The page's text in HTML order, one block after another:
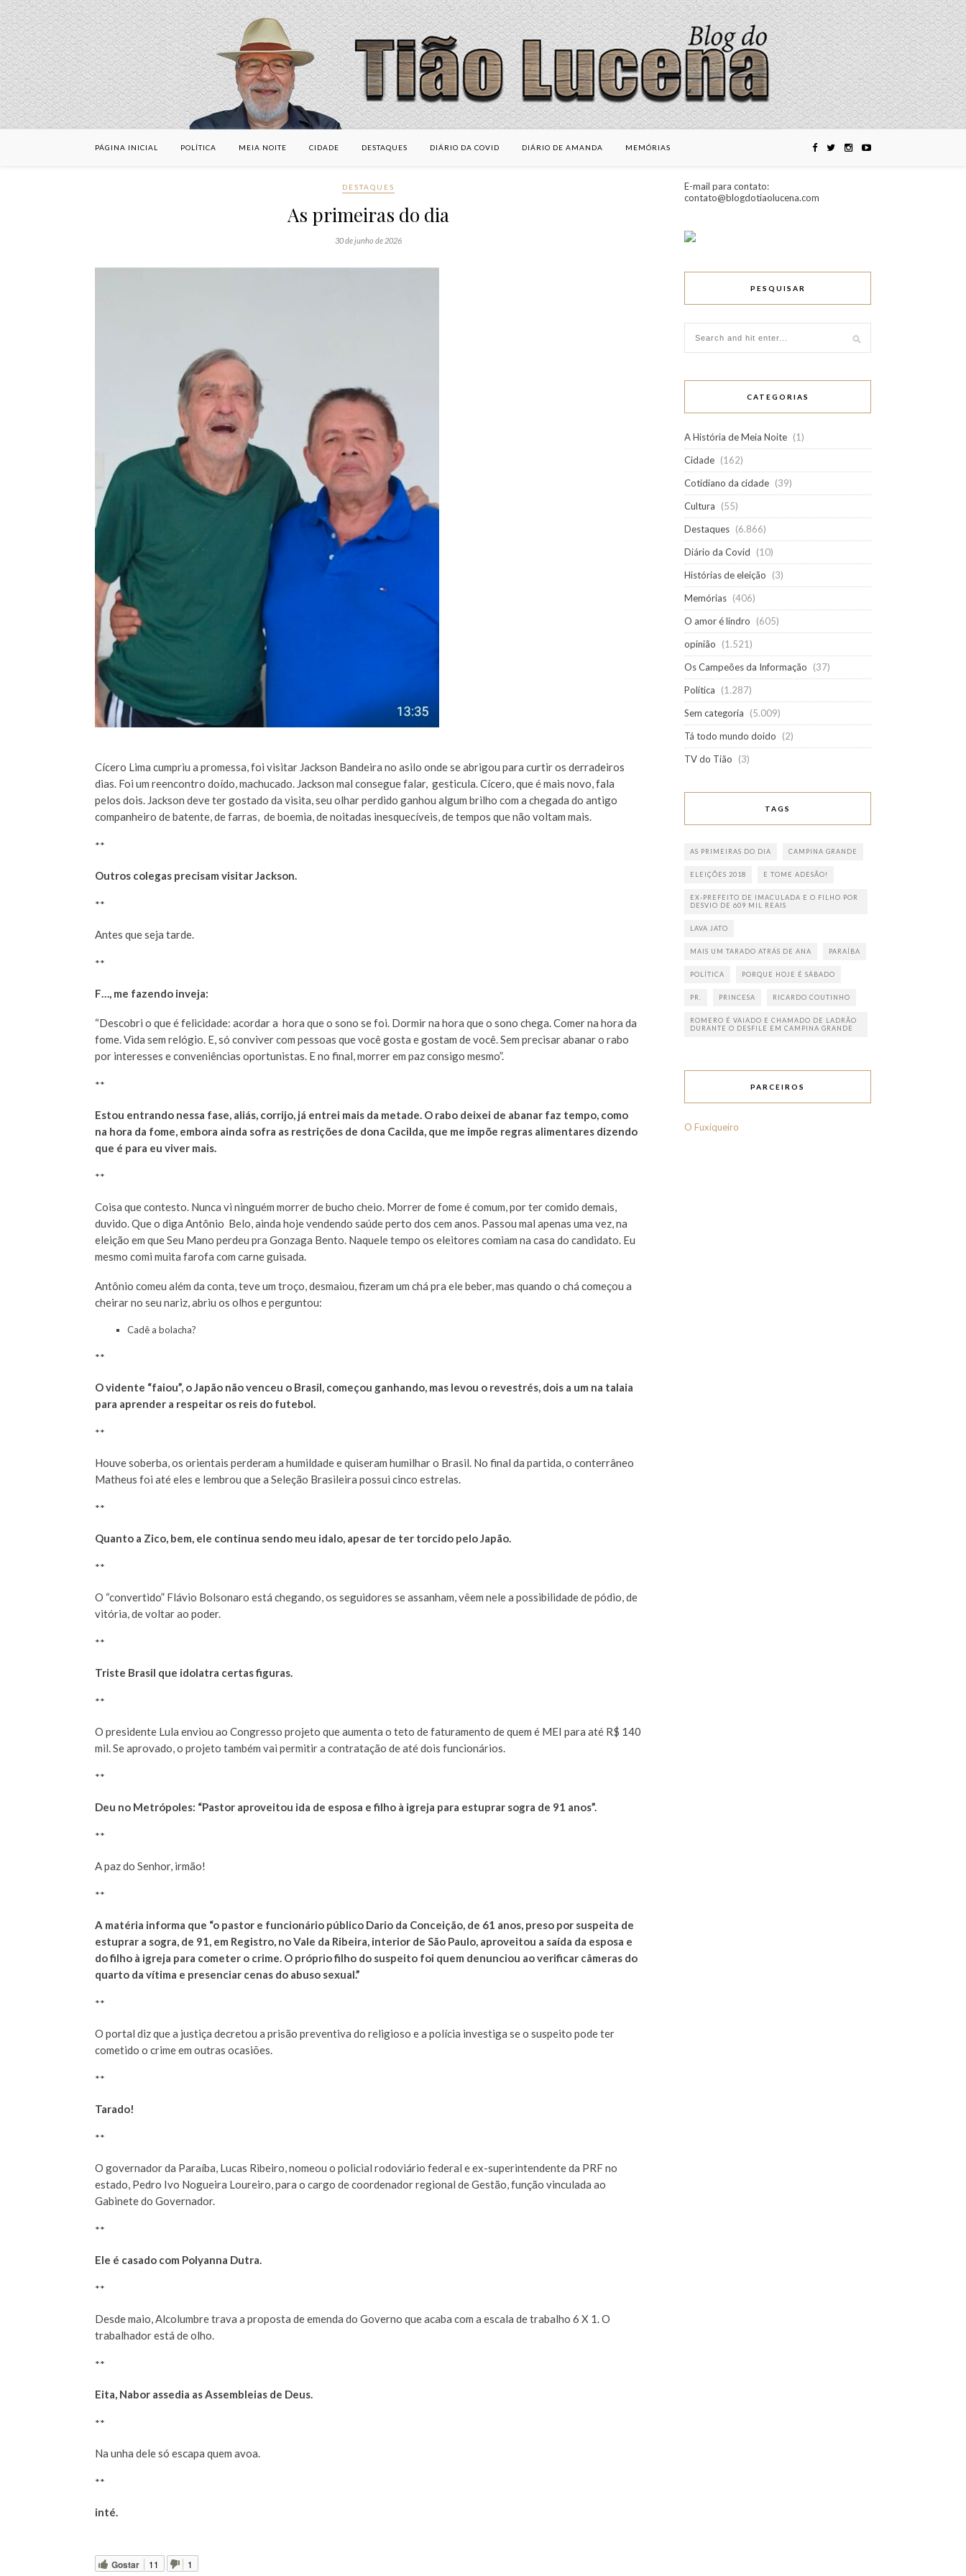
PÁGINA INICIAL POLÍTICA MEIA NOITE CIDADE DESTAQUES DIÁRIO DA COVID DIÁRIO DE AMANDA MEMÓRIAS
DESTAQUES
As primeiras do dia
30 de junho de 2026
Cícero Lima cumpriu a promessa, foi visitar Jackson Bandeira no asilo onde se abrigou para curtir os derradeiros
dias. Foi um reencontro doído, machucado. Jackson mal consegue falar, gesticula. Cícero, que é mais novo, fala
pelos dois. Jackson deve ter gostado da visita, seu olhar perdido ganhou algum brilho com a chegada do antigo
companheiro de batente, de farras, de boemia, de noitadas inesquecíveis, de tempos que não voltam mais.
**
Outros colegas precisam visitar Jackson.
**
Antes que seja tarde.
**
F…, me fazendo inveja:
“Descobri o que é felicidade: acordar a hora que o sono se foi. Dormir na hora que o sono chega. Comer na hora da
fome. Vida sem relógio. E, só conviver com pessoas que você gosta e gostam de você. Sem precisar abanar o rabo
por interesses e conveniências oportunistas. E no final, morrer em paz consigo mesmo”.
**
Estou entrando nessa fase, aliás, corrijo, já entrei mais da metade. O rabo deixei de abanar faz tempo, como
na hora da fome, embora ainda sofra as restrições de dona Cacilda, que me impõe regras alimentares dizendo
que é para eu viver mais.
**
Coisa que contesto. Nunca vi ninguém morrer de bucho cheio. Morrer de fome é comum, por ter comido demais,
duvido. Que o diga Antônio Belo, ainda hoje vendendo saúde perto dos cem anos. Passou mal apenas uma vez, na
eleição em que Seu Mano perdeu pra Gonzaga Bento. Naquele tempo os eleitores comiam na casa do candidato. Eu
mesmo comi muita farofa com carne guisada.
Antônio comeu além da conta, teve um troço, desmaiou, fizeram um chá pra ele beber, mas quando o chá começou a
cheirar no seu nariz, abriu os olhos e perguntou:
Cadê a bolacha?
**
O vidente “faiou”, o Japão não venceu o Brasil, começou ganhando, mas levou o revestrés, dois a um na talaia
para aprender a respeitar os reis do futebol.
**
Houve soberba, os orientais perderam a humildade e quiseram humilhar o Brasil. No final da partida, o conterrâneo
Matheus foi até eles e lembrou que a Seleção Brasileira possui cinco estrelas.
**
Quanto a Zico, bem, ele continua sendo meu idalo, apesar de ter torcido pelo Japão.
**
O “convertido” Flávio Bolsonaro está chegando, os seguidores se assanham, vêem nele a possibilidade de pódio, de
vitória, de voltar ao poder.
**
Triste Brasil que idolatra certas figuras.
**
O presidente Lula enviou ao Congresso projeto que aumenta o teto de faturamento de quem é MEI para até R$ 140
mil. Se aprovado, o projeto também vai permitir a contratação de até dois funcionários.
**
Deu no Metrópoles: “Pastor aproveitou ida de esposa e filho à igreja para estuprar sogra de 91 anos”.
**
A paz do Senhor, irmão!
**
A matéria informa que “o pastor e funcionário público Dario da Conceição, de 61 anos, preso por suspeita de
estuprar a sogra, de 91, em Registro, no Vale da Ribeira, interior de São Paulo, aproveitou a saída da esposa e
do filho à igreja para cometer o crime. O próprio filho do suspeito foi quem denunciou ao verificar câmeras do
quarto da vítima e presenciar cenas do abuso sexual.”
**
O portal diz que a justiça decretou a prisão preventiva do religioso e a polícia investiga se o suspeito pode ter
cometido o crime em outras ocasiões.
**
Tarado!
**
O governador da Paraíba, Lucas Ribeiro, nomeou o policial rodoviário federal e ex-superintendente da PRF no
estado, Pedro Ivo Nogueira Loureiro, para o cargo de coordenador regional de Gestão, função vinculada ao
Gabinete do Governador.
**
Ele é casado com Polyanna Dutra.
**
Desde maio, Alcolumbre trava a proposta de emenda do Governo que acaba com a escala de trabalho 6 X 1. O
trabalhador está de olho.
**
Eita, Nabor assedia as Assembleias de Deus.
**
Na unha dele só escapa quem avoa.
**
inté.
Gostar 11 1
E-mail para contato:
contato@blogdotiaolucena.com
PESQUISAR
CATEGORIAS
A História de Meia Noite (1)
Cidade (162)
Cotidiano da cidade (39)
Cultura
(55)
Destaques (6.866)
Diário da Covid
(10)
Histórias de eleição
(3)
Memórias (406)
O amor é lindro
(605)
opinião
(1.521)
Os Campeões da Informação
(37)
Política
(1.287)
Sem categoria
(5.009)
Tá todo mundo doido
(2)
TV do Tião
(3)
TAGS
AS PRIMEIRAS DO DIA CAMPINA GRANDE
ELEIÇÕES 2018 E TOME ADESÃO!
EX-PREFEITO DE IMACULADA E O FILHO POR
DESVIO DE 609 MIL REAIS
LAVA JATO
MAIS UM TARADO ATRÁS DE ANA PARAÍBA
POLÍTICA PORQUE HOJE É SÁBADO
PR. PRINCESA RICARDO COUTINHO
ROMERO É VAIADO E CHAMADO DE LADRÃO
DURANTE O DESFILE EM CAMPINA GRANDE
PARCEIROS
O Fuxiqueiro